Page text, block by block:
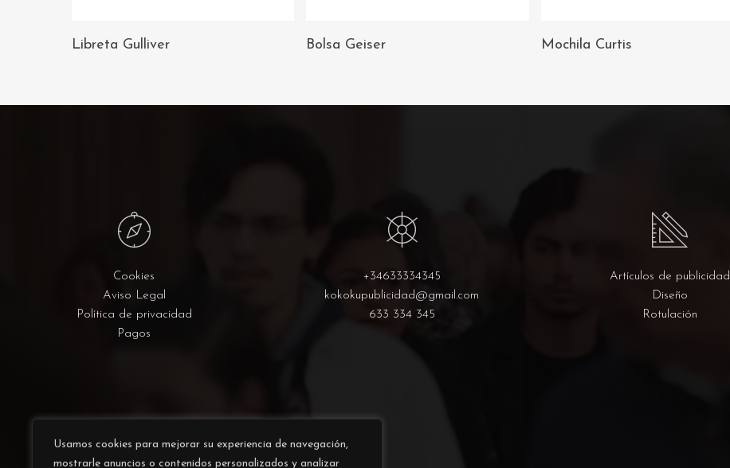
Usamos cookies para mejorar su experiencia de navegación,
mostrarle anuncios o contenidos personalizados y analizar
AÑADIR AL
Libreta Gulliver Bolsa Geiser
AÑADIR AL
Mochila Curtis
Cookies
Aviso Legal
Política de privacidad
Pagos
+34633334345
kokokupublicidad@gmail.com
633 334 345
Artículos de publicidad
Diseño
Rotulación